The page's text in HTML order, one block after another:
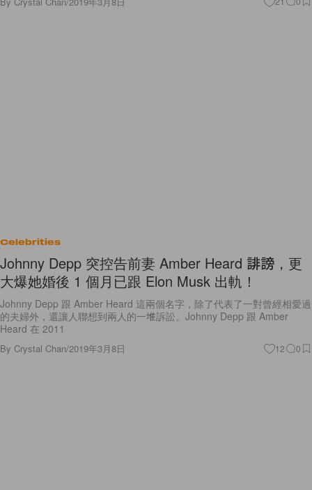
Celebrities
Johnny Depp 突控告前妻 Amber Heard 誹謗，更
大爆她婚後 1 個月已跟 Elon Musk 出軌！
Johnny Depp 跟 Amber Heard 這兩個名字，除了代表了一對曾經相愛過
的夫婦外，還讓人聯想到兩人的一堆訴訟。Johnny Depp 跟 Amber
Heard 在 2011
By Crystal Chan/2019年3月8日 12 0